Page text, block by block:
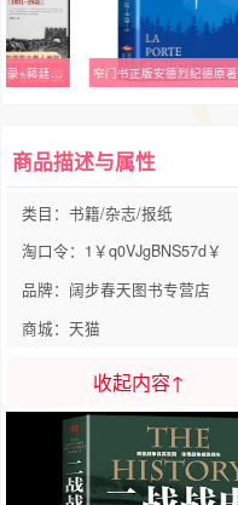
全5册中国抗日战争全记录+蒋廷黻中国近代史(1840-1949)南京保卫战+一战二战战史 历史学家讲述近代中国通史关于近代史的历史类书
商品描述与属性
类目：书籍/杂志/报纸
淘口令：1￥q0VJgBNS57d￥
品牌：阔步春天图书专营店
商城：天猫
收起内容↑